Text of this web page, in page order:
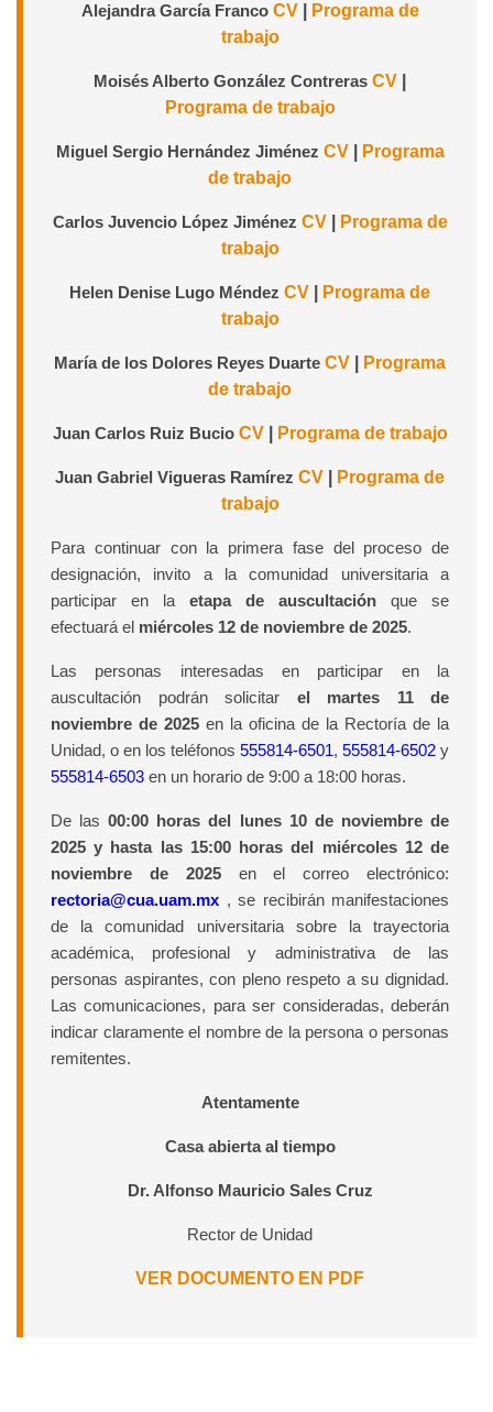
Alejandra García Franco CV
Programa de
trabajo
Moisés Alberto González Contreras CV
Programa de trabajo
Miguel Sergio Hernández Jiménez CV
Programa
de trabajo
Carlos Juvencio López Jiménez CV
Programa de
trabajo
Helen Denise Lugo Méndez CV
Programa de
trabajo
María de los Dolores Reyes Duarte CV
Programa
de trabajo
Juan Carlos Ruiz Bucio CV Programa de trabajo
Juan Gabriel Vigueras Ramírez CV
Programa de
trabajo
Para continuar con la primera fase del proceso de
designación, invito a la comunidad universitaria a
participar en la etapa de auscultación que se
efectuará el miércoles 12 de noviembre de 2025.
Las personas interesadas en participar en la
auscultación podrán solicitar el martes 11 de
noviembre de 2025 en la oficina de la Rectoría de la
Unidad, o en los teléfonos 555814-6501, 555814-6502 y
555814-6503 en un horario de 9:00 a 18:00 horas.
De las00:00 horas del lunes 10 de noviembre de
2025 y hasta las 15:00 horas del miércoles 12 de
noviembre de 2025en el correo electrónico:
rectoria@cua.uam.mx , se recibirán manifestaciones
de la comunidad universitaria sobre la trayectoria
académica, profesional y administrativa de las
personas aspirantes, con pleno respeto a su dignidad.
Las comunicaciones, para ser consideradas, deberán
indicar claramente el nombre de la persona o personas
remitentes.
Atentamente
Casa abierta al tiempo
Dr. Alfonso Mauricio Sales Cruz
Rector de Unidad
VER DOCUMENTO EN PDF